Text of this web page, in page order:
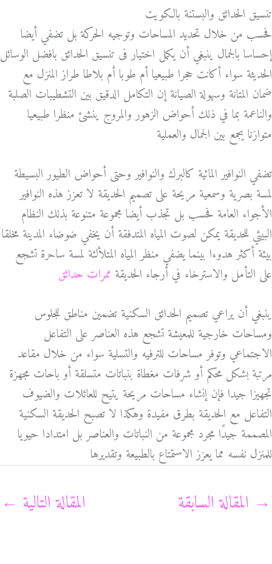
تنسيق الحدائق والبستنة بالكويت
فحسب من خلال تحديد المساحات وتوجيه الحركة بل تضفي أيضا
إحساسا بالجمال ينبغي أن يكمل اختيار فى تنسيق الحدائق بافضل الوسائل
الحديثة سواء أكانت حجرا طبيعيا أم طوبا أم بلاطا طراز المنزل مع
ضمان المتانة وسهولة الصيانة إن التكامل الدقيق بين التشطيبات الصلبة
والناعمة بما في ذلك أحواض الزهور والمروج ينشئ منظرا طبيعيا
متوازنا يجمع بين الجمال والعملية
تضفي النوافير المائية كالبرك والنوافير وحتى أحواض الطيور البسيطة
لمسة بصرية وسمعية مريحة على تصميم الحديقة لا تعزز هذه النوافير
الأجواء العامة فحسب بل تجذب أيضا مجموعة متنوعة بذلك النظام
البيئي للحديقة يمكن لصوت المياه المتدفقة أن يخفي ضوضاء المدينة مخلقا
بيئة أكثر هدوءا بينما يضفي منظر المياه المتلألئة لمسة ساحرة تشجع
على التأمل والاسترخاء في أرجاء الحديقة ممرات حدائق
ينبغي أن يراعي تصميم الحدائق السكنية تضمين مناطق للجلوس
ومساحات خارجية للمعيشة تشجع هذه العناصر على التفاعل
الاجتماعي وتوفر مساحات للترفيه والتسلية سواء من خلال مقاعد
مرتبة بشكل محكم أو شرفات مغطاة بنباتات متسلقة أو باحات مجهزة
تجهيزا جيدا فإن إنشاء مساحات مريحة يتيح للعائلات والضيوف
التفاعل مع الحديقة بطرق مفيدة وهكذا لا تصبح الحديقة السكنية
المصممة جيدًا مجرد مجموعة من النباتات والعناصر بل امتدادا حيويا
للمنزل نفسه مما يعزز الاستمتاع بالطبيعة وتقديرها
→ المقالة السابقة المقالة التالية ←